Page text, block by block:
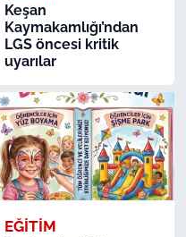
Keşan
Kaymakamlığı’ndan
LGS öncesi kritik
uyarılar
EĞİTİM